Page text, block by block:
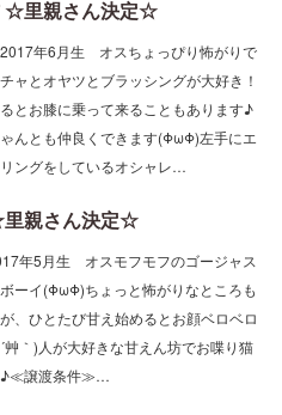
☆里親さん決定☆
年6月生 オスちょっぴり怖がりで
ャとオヤツとブラッシングが大好き！
とお膝に乗って来ることもあります♪
んとも仲良くできます(ΦωΦ)左手にエ
ングをしているオシャレ…
親さん決定☆
年5月生 オスモフモフのゴージャス
ーイ(ΦωΦ)ちょっと怖がりなところも
、ひとたび甘え始めるとお顔ベロベロ
艸｀)人が大好きな甘えん坊でお喋り猫
♪≪譲渡条件≫…